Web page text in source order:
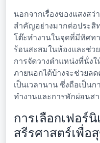
นอกจากเรื่องของแสงส
สำคัญอย่างมากต่อประสิ
โต๊ะทำงานในจุดที่มีทิศท
ร้อนสะสมในห้องและช่ว
การจัดวางตำแหน่งที่นั่ง
ภายนอกได้บ้างจะช่วยล
เป็นเวลานาน ซึ่งถือเป็น
ทำงานและการพักผ่อนส
การเลือกเฟอร์
สรีรศาสตร์เพื่อ